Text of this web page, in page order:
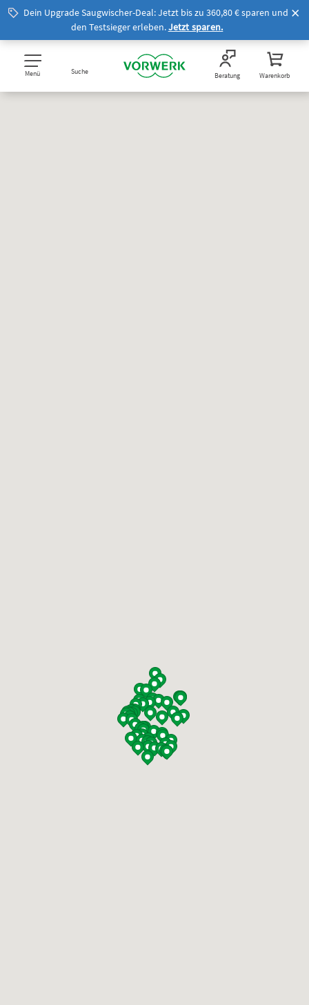
Dein Upgrade Saugwischer-Deal: Jetzt bis zu 360,80 € sparen und
den Testsieger erleben.Jetzt sparen.
Menü Suche Beratung Warenkorb